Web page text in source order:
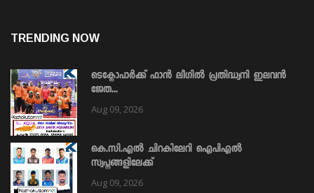
TRENDING NOW
ടെക്നോപാർക്ക് ഫാൻ ലീഗിൽ പ്രതിദ്ധ്വനി ഇലവൻ
ജേത...
Aug 09, 2026
കെ.സി.എൽ ചിറകിലേറി ഐപിഎൽ
സ്വപ്നങ്ങളിലേക്ക്
Aug 09, 2026